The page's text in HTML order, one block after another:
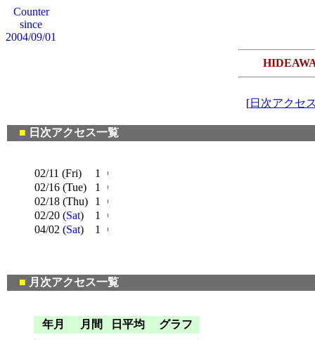
Counter
since
2004/09/01
[日次アクセ
■ 日次アクセス一覧
02/11 (Fri)
1
02/16 (Tue)
1
02/18 (Thu)
1
02/20 (Sat)
1
04/02 (Sat) 1
■ 月次アクセス一覧
年月 月間 日平均 グラフ